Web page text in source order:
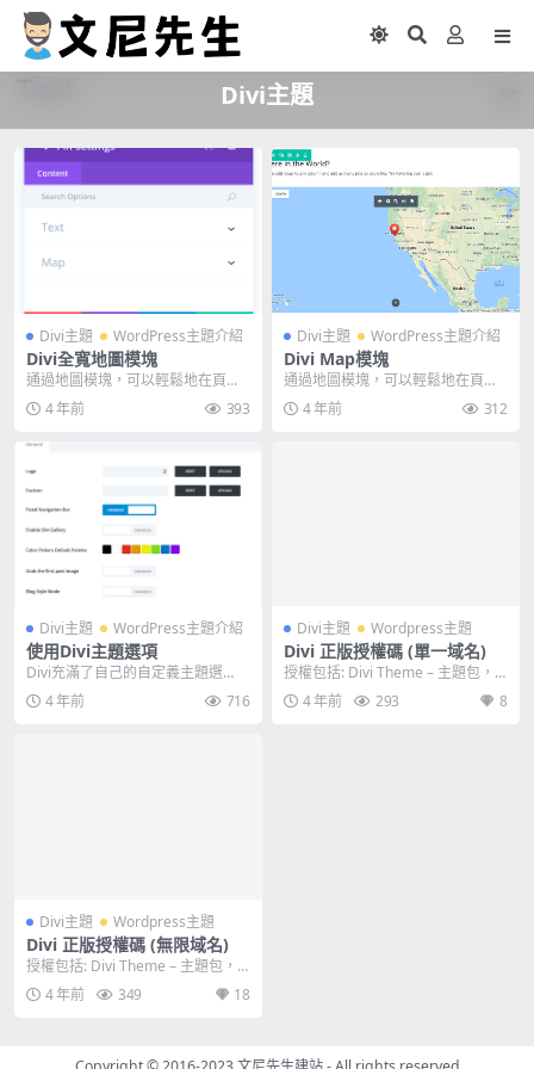
Divi主題
Divi主題 WordPress主題介紹
Divi全寬地圖模塊
通過地圖模塊，可以輕鬆地在頁面
上的任意位置嵌入自定義Google地
圖。您甚至可以...
4 年前 393
Divi主題 WordPress主題介紹
Divi Map模塊
通過地圖模塊，可以輕鬆地在頁面
上的任意位置嵌入自定義Google地
圖。您甚至可以...
4 年前 312
Divi主題 WordPress主題介紹
使用Divi主題選項
Divi充滿了自己的自定義主題選
項。在這裡，您可以控制徽標，導
航設置等內容。這些...
4 年前 716
Divi主題 Wordpress主題
Divi 正版授權碼 (單一域名)
授權包括: Divi Theme – 主題包，
已包括Builder插...
4 年前 293 8
Divi主題 Wordpress主題
Divi 正版授權碼 (無限域名)
授權包括: Divi Theme – 主題包，
已包括Builder插...
4 年前 349 18